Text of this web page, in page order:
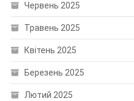
Червень 2025
Травень 2025
Квітень 2025
Березень 2025
Лютий 2025